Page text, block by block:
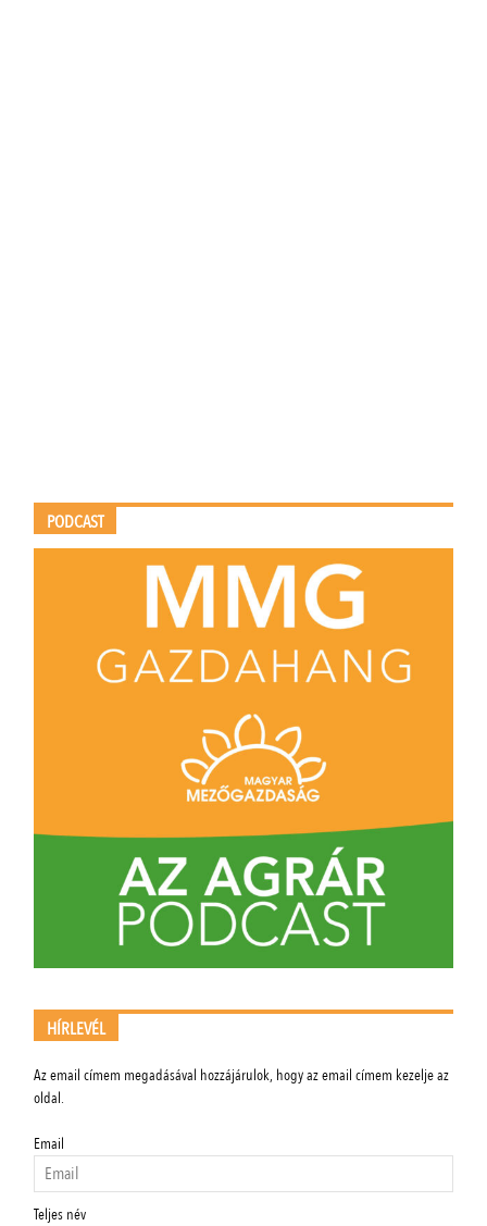
PODCAST
HÍRLEVÉL
Az email címem megadásával hozzájárulok, hogy az email címem kezelje az
oldal.
Email
Teljes név